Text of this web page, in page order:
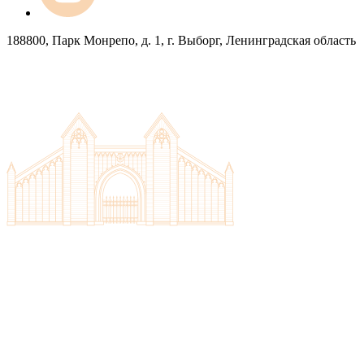
188800, Парк Монрепо, д. 1, г. Выборг, Ленинградская область